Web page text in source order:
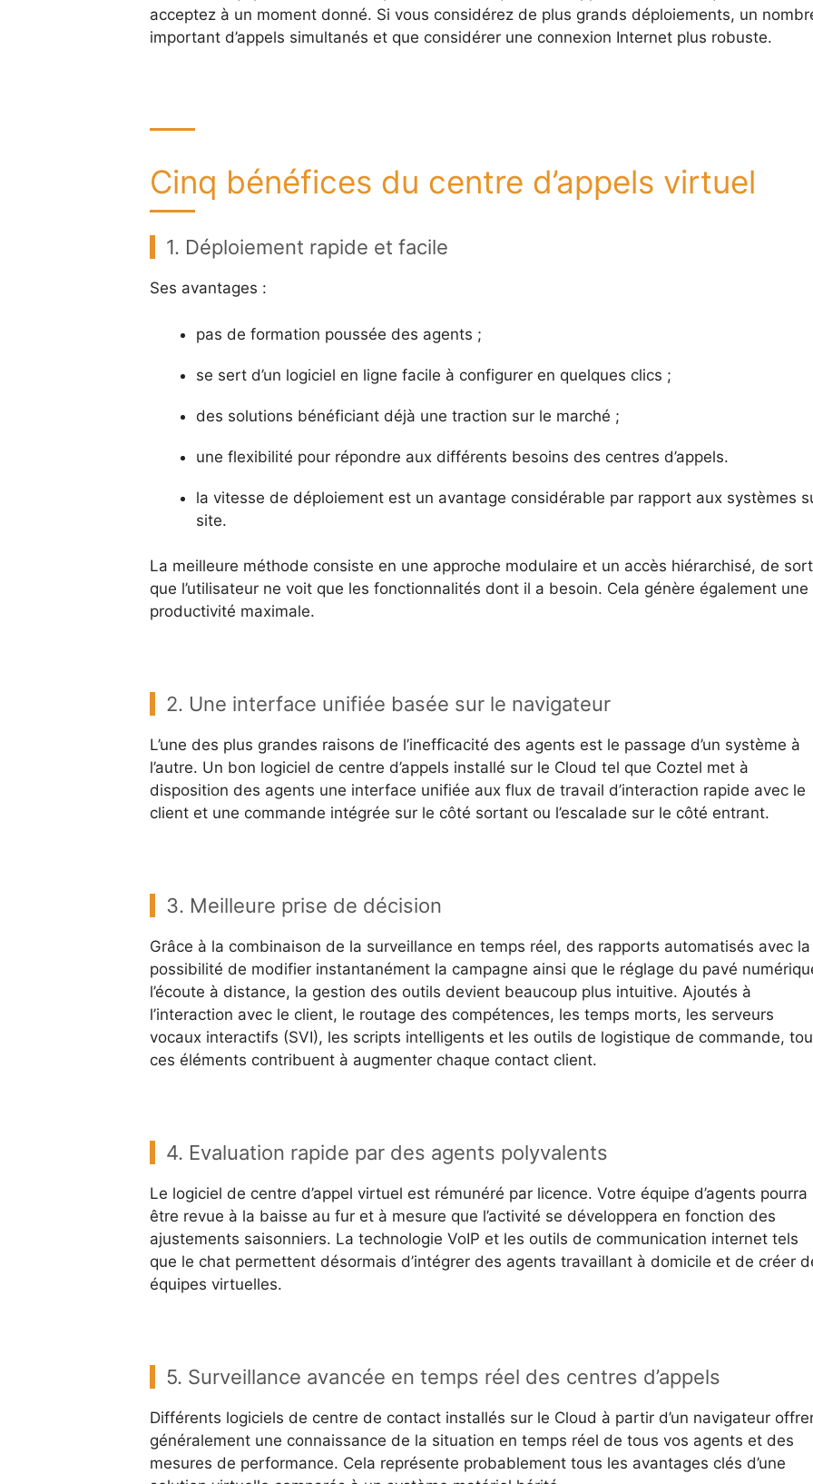
acceptez à un moment donné. Si vous considérez de plus grands déploiements, un
important d’appels simultanés et que considérer une connexion Internet plus robuste.
Cinq bénéfices du centre d’appels virtuel
1. Déploiement rapide et facile
Ses avantages :
pas de formation poussée des agents ;
se sert d’un logiciel en ligne facile à configurer en quelques clics ;
des solutions bénéficiant déjà une traction sur le marché ;
une flexibilité pour répondre aux différents besoins des centres d’appels.
la vitesse de déploiement est un avantage considérable par rapport aux systèmes
site.
La meilleure méthode consiste en une approche modulaire et un accès hiérarchisé, de
que l’utilisateur ne voit que les fonctionnalités dont il a besoin. Cela génère également une
productivité maximale.
2. Une interface unifiée basée sur le navigateur
L’une des plus grandes raisons de l’inefficacité des agents est le passage d’un système à
l’autre. Un bon logiciel de centre d’appels installé sur le Cloud tel que Coztel met à
disposition des agents une interface unifiée aux flux de travail d’interaction rapide avec le
client et une commande intégrée sur le côté sortant ou l’escalade sur le côté entrant.
3. Meilleure prise de décision
Grâce à la combinaison de la surveillance en temps réel, des rapports automatisés avec la
possibilité de modifier instantanément la campagne ainsi que le réglage du pavé
l’écoute à distance, la gestion des outils devient beaucoup plus intuitive. Ajoutés à
l’interaction avec le client, le routage des compétences, les temps morts, les serveurs
vocaux interactifs (SVI), les scripts intelligents et les outils de logistique de commande,
ces éléments contribuent à augmenter chaque contact client.
4. Evaluation rapide par des agents polyvalents
Le logiciel de centre d’appel virtuel est rémunéré par licence. Votre équipe d’agents pourra
être revue à la baisse au fur et à mesure que l’activité se développera en fonction des
ajustements saisonniers. La technologie VoIP et les outils de communication internet tels
que le chat permettent désormais d’intégrer des agents travaillant à domicile et de créer
équipes virtuelles.
5. Surveillance avancée en temps réel des centres d’appels
Différents logiciels de centre de contact installés sur le Cloud à partir d’un navigateur
généralement une connaissance de la situation en temps réel de tous vos agents et des
mesures de performance. Cela représente probablement tous les avantages clés d’une